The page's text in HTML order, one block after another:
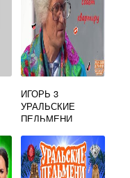
ИГОРЬ 3
УРАЛЬСКИЕ
ПЕЛЬМЕНИ